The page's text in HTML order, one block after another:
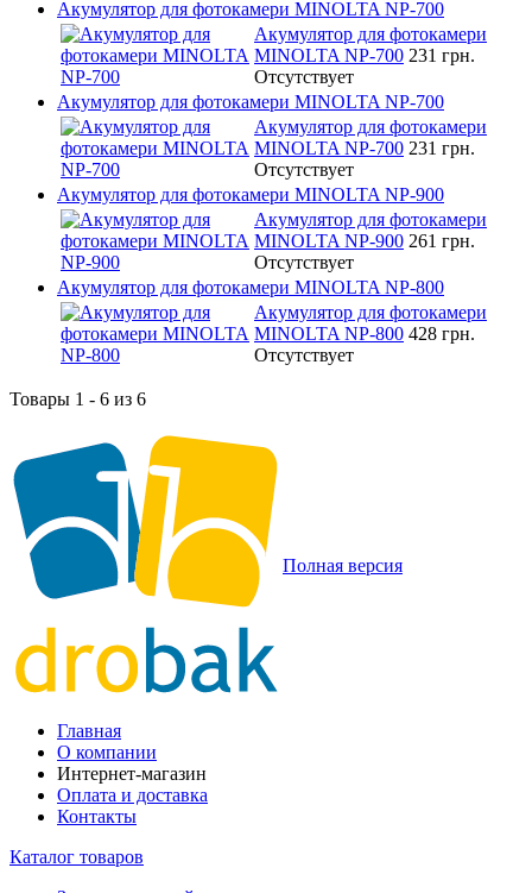
Акумулятор для фотокамери MINOLTA NP-700
Акумулятор для фотокамери
MINOLTA NP-700 231 грн.
Отсутствует
Акумулятор для фотокамери MINOLTA NP-700
Акумулятор для фотокамери
MINOLTA NP-700 231 грн.
Отсутствует
Акумулятор для фотокамери MINOLTA NP-900
Акумулятор для фотокамери
MINOLTA NP-900 261 грн.
Отсутствует
Акумулятор для фотокамери MINOLTA NP-800
Акумулятор для фотокамери
MINOLTA NP-800 428 грн.
Отсутствует
Товары 1 - 6 из 6
Полная версия
Главная
О компании
Интернет-магазин
Оплата и доставка
Контакты
Каталог товаров